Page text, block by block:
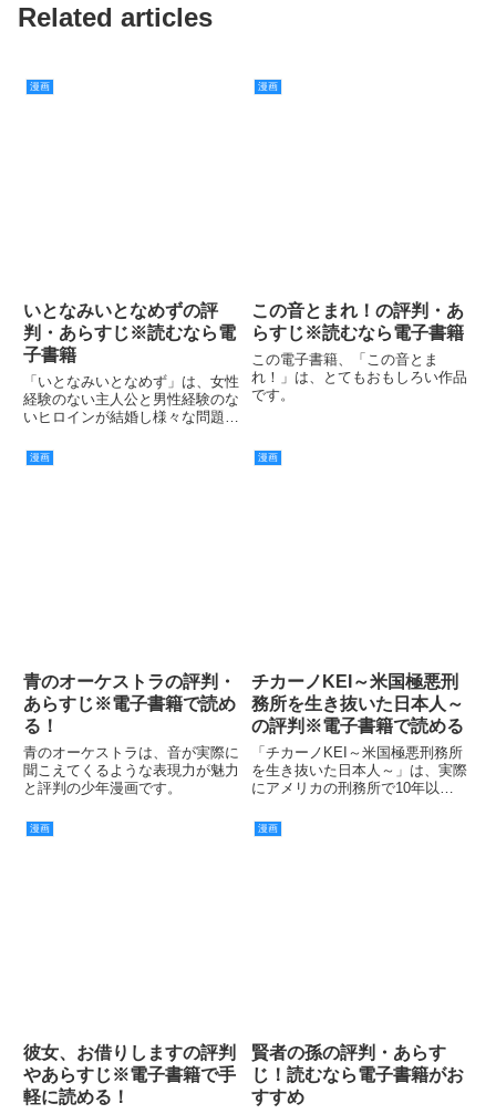
Related articles
漫画
いとなみいとなめずの評
判・あらすじ※読むなら電
子書籍
「いとなみいとなめず」は、女性
経験のない主人公と男性経験のな
いヒロインが結婚し様々な問題に
リーとなっていますが、様々な物
事に対して経験がないためとんち
漫画
この音とまれ！の評判・あ
らすじ※読むなら電子書籍
この電子書籍、「この音とま
れ！」は、とてもおもしろい作品
です。
漫画
青のオーケストラの評判・
あらすじ※電子書籍で読め
る！
青のオーケストラは、音が実際に
聞こえてくるような表現力が魅力
と評判の少年漫画です。
漫画
チカーノKEI～米国極悪刑
務所を生き抜いた日本人～
の評判※電子書籍で読める
「チカーノKEI～米国極悪刑務所
を生き抜いた日本人～」は、実際
にアメリカの刑務所で10年以上
原作を担当している漫画です。
漫画
彼女、お借りしますの評判
やあらすじ※電子書籍で手
軽に読める！
漫画
賢者の孫の評判・あらす
じ！読むなら電子書籍がお
すすめ